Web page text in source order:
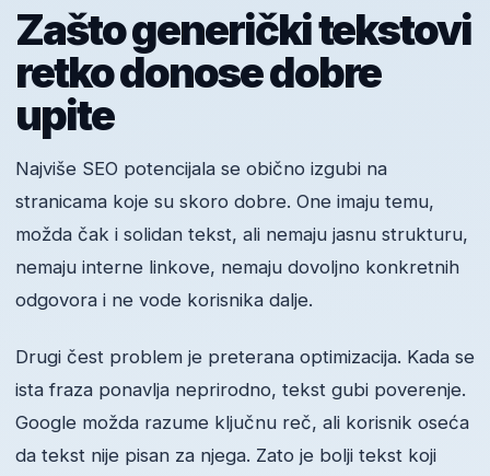
Zašto generički tekstovi
retko donose dobre
upite
Najviše SEO potencijala se obično izgubi na
stranicama koje su skoro dobre. One imaju temu,
možda čak i solidan tekst, ali nemaju jasnu strukturu,
nemaju interne linkove, nemaju dovoljno konkretnih
odgovora i ne vode korisnika dalje.
Drugi čest problem je preterana optimizacija. Kada se
ista fraza ponavlja neprirodno, tekst gubi poverenje.
Google možda razume ključnu reč, ali korisnik oseća
da tekst nije pisan za njega. Zato je bolji tekst koji